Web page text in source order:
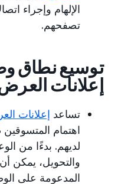
الإلهام وإجراء
تصفحهم.
توسيع نطاق
إعلانات
تساعد إعلانات
اهتمام
لديهم. بدءًا من
والتحويل، يمكن
المدعومة على